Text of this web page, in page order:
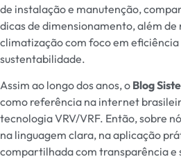
de instalaçãoe manutenção,
dicas de dimensionamento, além
climatização com foco em
sustentabilidade.
Assim ao longo dos anos, o Blog
como referência na internet
tecnologia VRV/VRF. Então, sobre
na linguagem clara, na aplicação
compartilhada com transparência e